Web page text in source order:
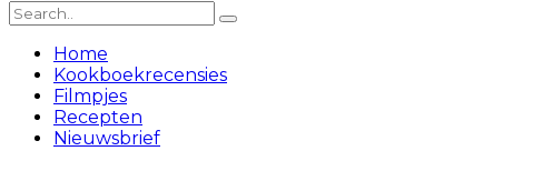
Home
Kookboekrecensies
Filmpjes
Recepten
Nieuwsbrief